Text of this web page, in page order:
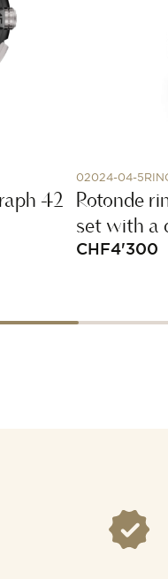
42
02024-04-
Rotonde
set with a
CHF4'300